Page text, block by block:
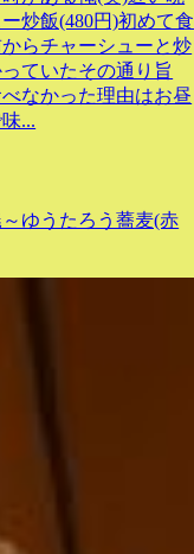
炒飯(480円)初めて食
らチャーシューと炒
ていたその通り旨
なかった理由はお昼
...
ゆうたろう蕎麦(赤